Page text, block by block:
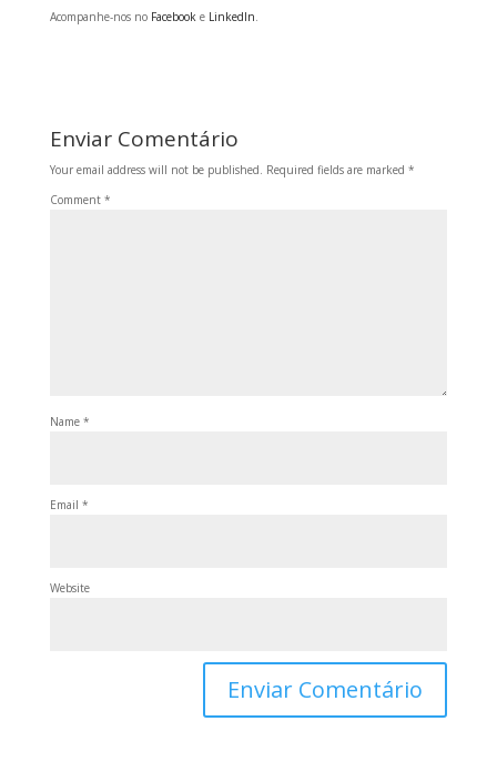
Acompanhe-nos noFacebooke LinkedIn.
Enviar Comentário
Your email address will not be published. Required fields are marked *
Comment *
Name *
Email *
Website